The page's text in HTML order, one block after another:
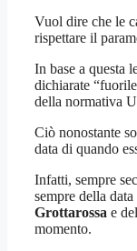
Vuol dire che le
rispettare il
In base a questa
dichiarate
della normativa
Ciò nonostante
data di quando
Infatti, sempre
sempre della data
Grottarossa e
momento.